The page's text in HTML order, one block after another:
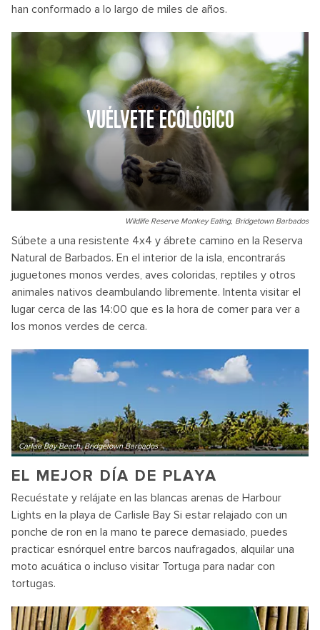
han conformado a lo largo de miles de años.
VUÉLVETE ECOLÓGICO
Wildlife Reserve Monkey Eating, Bridgetown Barbados
Súbete a una resistente 4x4 y ábrete camino en la Reserva
Natural de Barbados. En el interior de la isla, encontrarás
juguetones monos verdes, aves coloridas, reptiles y otros
animales nativos deambulando libremente. Intenta visitar el
lugar cerca de las 14:00 que es la hora de comer para ver a
los monos verdes de cerca.
Carlise Bay Beach, Bridgetown Barbados
EL MEJOR DÍA DE PLAYA
Recuéstate y relájate en las blancas arenas de Harbour
Lights en la playa de Carlisle Bay Si estar relajado con un
ponche de ron en la mano te parece demasiado, puedes
practicar esnórquel entre barcos naufragados, alquilar una
moto acuática o incluso visitar Tortuga para nadar con
tortugas.